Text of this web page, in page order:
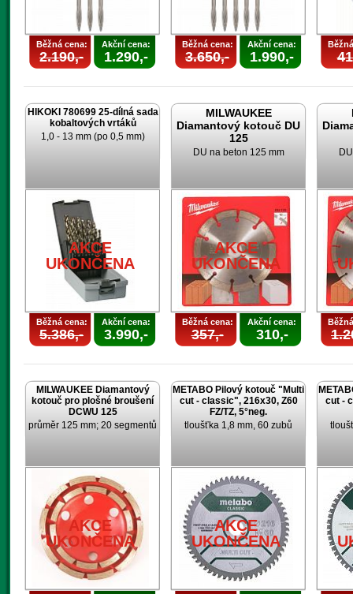
Běžná cena:
2.190,-
Akční cena:
1.290,-
Běžná cena:
3.650,-
Akční cena:
1.990,-
HIKOKI 780699 25-dílná sada
kobaltových vrtáků
1,0 - 13 mm (po 0,5 mm)
AKCE
UKONČENA
Běžná cena:
5.386,-
Akční cena:
3.990,-
MILWAUKEE
Diamantový kotouč DU
125
DU na beton 125 mm
AKCE
UKONČENA
Běžná cena:
357,-
Akční cena:
310,-
MILWAUKEE Diamantový
kotouč pro plošné broušení
DCWU 125
průměr 125 mm; 20 segmentů
AKCE
UKONČENA
METABO Pilový kotouč "Multi
cut - classic", 216x30, Z60
FZ/TZ, 5°neg.
tloušťka 1,8 mm, 60 zubů
AKCE
UKONČENA
cut -